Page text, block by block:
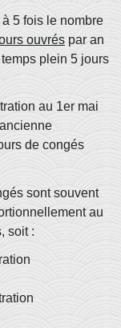
5 fois le nombre
ouvrés par an
plein 5 jours
au 1er mai
de congés
sont souvent
au
soit :